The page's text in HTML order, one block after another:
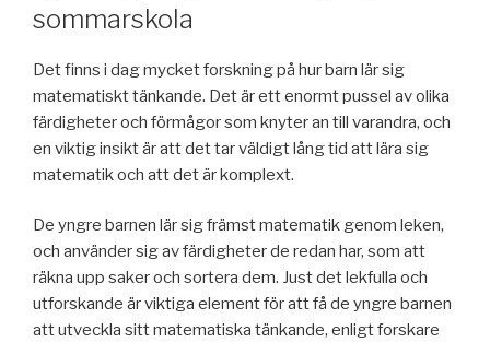
sommarskola
Det finns i dag mycket forskning på hur barn lär sig
matematiskt tänkande. Det är ett enormt pussel av olika
färdigheter och förmågor som knyter an till varandra, och
en viktig insikt är att det tar väldigt lång tid att lära sig
matematik och att det är komplext.
De yngre barnen lär sig främst matematik genom leken,
och använder sig av färdigheter de redan har, som att
räkna upp saker och sortera dem. Just det lekfulla och
utforskande är viktiga element för att få de yngre barnen
att utveckla sitt matematiska tänkande, enligt forskare